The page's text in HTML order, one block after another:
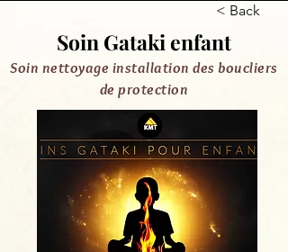
< Back
Soin Gataki enfant
Soin nettoyage installation des boucliers
de protection